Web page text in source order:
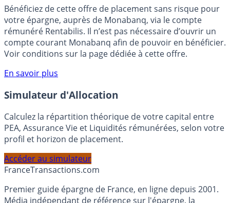
🎁 Bon plan épargne : 3% pendant 6 mois
Bénéficiez de cette offre de placement sans risque pour
votre épargne, auprès de Monabanq, via le compte
rémunéré Rentabilis. Il n’est pas nécessaire d’ouvrir un
Voir conditions sur la page dédiée à cette offre.
En savoir plus
Simulateur d'Allocation
Calculez la répartition théorique de votre capital entre
profil et horizon de placement.
FranceTransactions.com